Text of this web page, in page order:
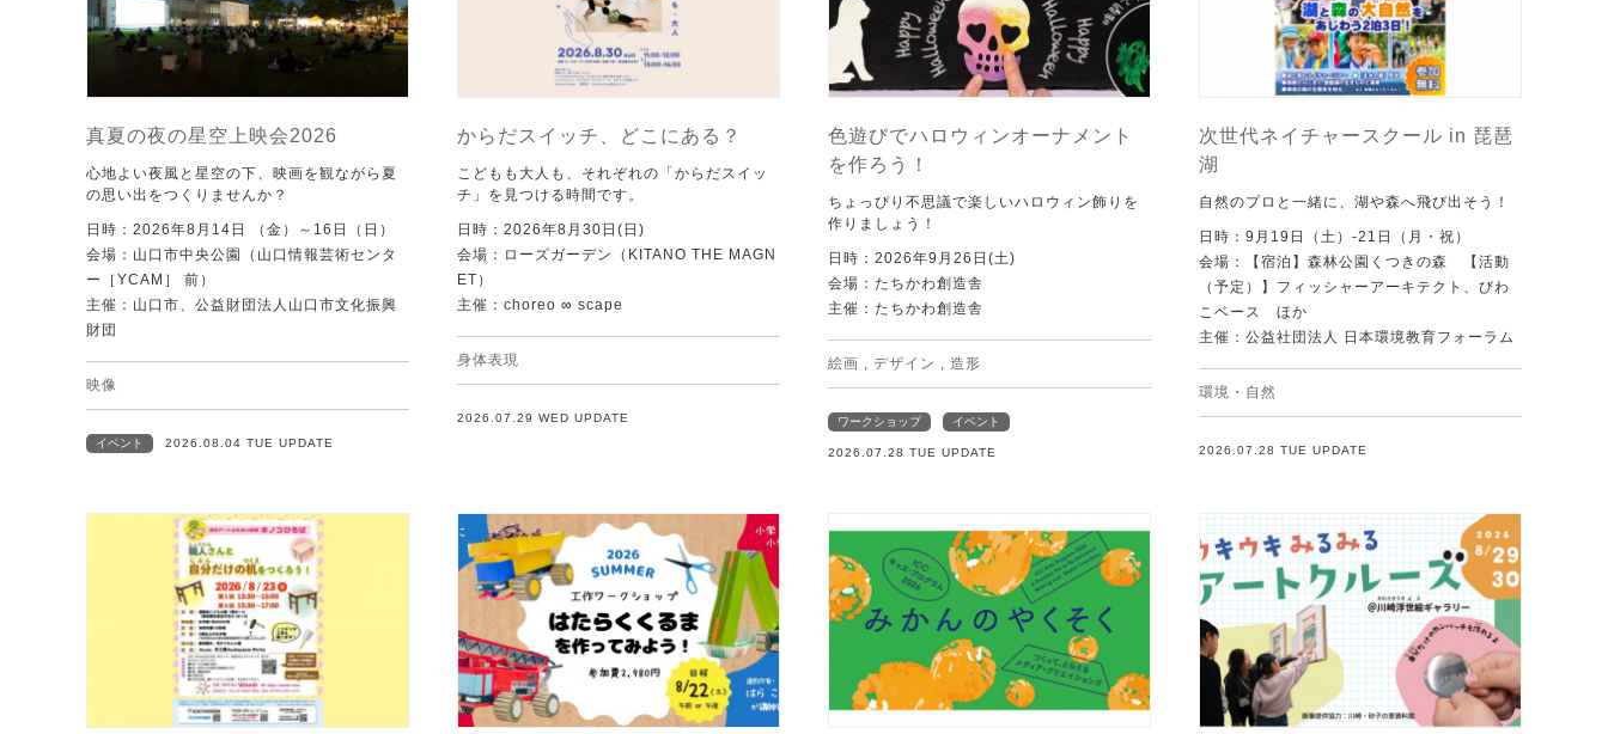
真夏の夜の星空上映会2026
心地よい夜風と星空の下、映画を観ながら夏
の思い出をつくりませんか？
日時：2026年8月14日 （金）～16日（日）
会場：山口市中央公園（山口情報芸術センタ
ー［YCAM］ 前）
主催：山口市、公益財団法人山口市文化振興
財団
映像
イベント 2026.08.04 TUE UPDATE
からだスイッチ、どこにある？
こどもも大人も、それぞれの「からだスイッ
チ」を見つける時間です。
日時：2026年8月30日(日)
会場：ローズガーデン（KITANO THE MAGN
ET）
主催：choreo ∞ scape
身体表現
2026.07.29 WED UPDATE
色遊びでハロウィンオーナメント
を作ろう！
ちょっぴり不思議で楽しいハロウィン飾りを
作りましょう！
日時：2026年9月26日(土)
会場：たちかわ創造舎
主催：たちかわ創造舎
絵画 , デザイン , 造形
ワークショップ イベント
2026.07.28 TUE UPDATE
次世代ネイチャースクール in 琵琶
湖
自然のプロと一緒に、湖や森へ飛び出そう！
日時：9月19日（土）-21日（月・祝）
会場：【宿泊】森林公園くつきの森 【活動
（予定）】フィッシャーアーキテクト、びわ
こベース ほか
主催：公益社団法人 日本環境教育フォーラム
環境・自然
2026.07.28 TUE UPDATE